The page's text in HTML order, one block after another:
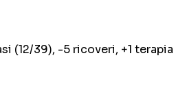
(12/39), -5 ricoveri, +1 terapia